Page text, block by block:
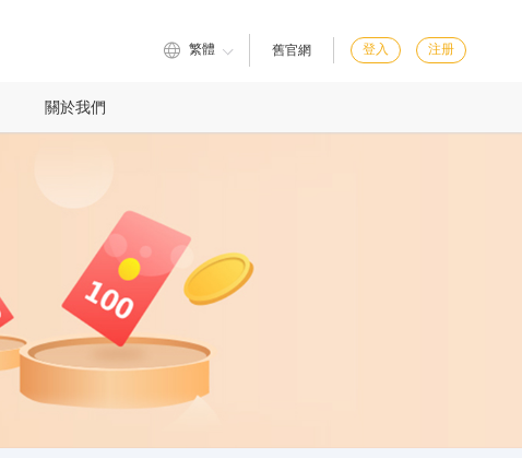
繁體 舊官網 登入 注册
關於我們